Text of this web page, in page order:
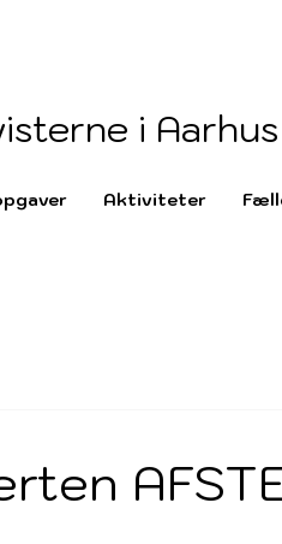
i Aarhus
Aktiviteter